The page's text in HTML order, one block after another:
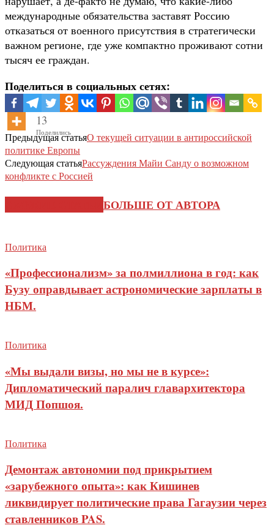
международные обязательства заставят Россию
отказаться от военного присутствия в стратегически
важном регионе, где уже компактно проживают сотни
тысяч ее граждан.
Поделиться в социальных сетях:
13
Поделились
Предыдущая статьяО текущей ситуации в антироссийской
политике Европы
Следующая статьяРассуждения Майи Санду о возможном
конфликте с Россией
БОЛЬШЕ ОТ АВТОРА
Политика
«Профессионализм» за полмиллиона в год: как
Бузу оправдывает астрономические зарплаты в
НБМ.
Политика
«Мы выдали визы, но мы не в курсе»:
Дипломатический паралич главархитектора
МИД Попшоя.
Политика
Демонтаж автономии под прикрытием
«зарубежного опыта»: как Кишинев
ликвидирует политические права Гагаузии через
ставленников PAS.